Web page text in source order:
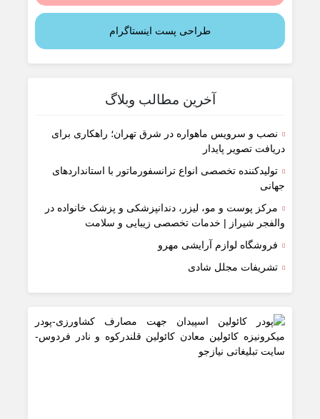
طراحی پست اینستاگرام
آخرین مطالب وبلاگ
نصب و سرویس ماهواره در شرق تهران؛ راهکاری برای
دریافت تصویر پایدار
تولیدکننده تخصصی انواع ترانسفورماتور با استانداردهای
جهانی
مرکز پوست و مو، لیزر، دندانپزشکی و پزشک خانواده در
والفجر شیراز | خدمات تخصصی زیبایی و سلامت
فروشگاه لوازم آرایشی مهرو
تشریفات مجلل شادی